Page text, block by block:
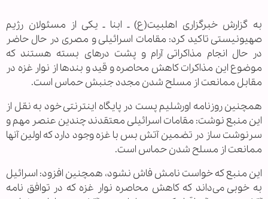
به گزارش خبرگزاری اهل‎بیت(ع) ـ ابنا ـ یکی از مسئولان رژیم
صهیونیستی تاکید کرد: مقامات اسرائیلی و مصری در حال حاضر
در حال انجام مذاکراتی آرام و پشت درهای بسته هستند که
موضوع این مذاکرات کاهش محاصره و قید و بندها از نوار غزه در
مقابل ممانعت از مسلح شدن مجدد جنبش حماس است.
همچنین روزنامه اورشلیم پست در پایگاه اینترنتی خود به نقل از
این منبع نوشت: مقامات اسرائیلی معتقدند چندین عنصر مهم و
سرنوشت ساز در تضمین آتش بس با غزه وجود دارد که اولین آنها
ممانعت از مسلح شدن حماس است.
این منبع که خواست نامش فاش نشود، همچنین افزود: اسرائیل
به خوبی می‌داند که کاهش محاصره نوار غزه که در توافق نامه